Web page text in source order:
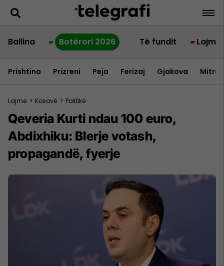
Ballina Botërori 2026 Të fundit Lajme
Prishtina Prizreni Peja Ferizaj Gjakova
Lajme > Kosovë > Politikë
Qeveria Kurti ndau 100 euro,
Abdixhiku: Blerje votash,
propagandë, fyerje